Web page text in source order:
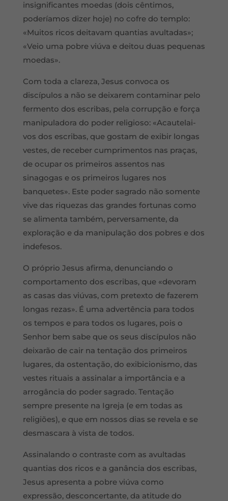
insignificantes moedas (dois cêntimos,
poderíamos dizer hoje) no cofre do templo:
«Muitos ricos deitavam quantias avultadas»;
«Veio uma pobre viúva e deitou duas pequenas
moedas».
Com toda a clareza, Jesus convoca os
discípulos a não se deixarem contaminar pelo
fermento dos escribas, pela corrupção e força
manipuladora do poder religioso: «Acautelai-
vos dos escribas, que gostam de exibir longas
vestes, de receber cumprimentos nas praças,
de ocupar os primeiros assentos nas
sinagogas e os primeiros lugares nos
banquetes». Este poder sagrado não somente
vive das riquezas das grandes fortunas como
se alimenta também, perversamente, da
exploração e da manipulação dos pobres e dos
indefesos.
O próprio Jesus afirma, denunciando o
comportamento dos escribas, que «devoram
as casas das viúvas, com pretexto de fazerem
longas rezas». É uma advertência para todos
os tempos e para todos os lugares, pois o
Senhor bem sabe que os seus discípulos não
deixarão de cair na tentação dos primeiros
lugares, da ostentação, do exibicionismo, das
vestes rituais a assinalar a importância e a
arrogância do poder sagrado. Tentação
sempre presente na Igreja (e em todas as
religiões), e que em nossos dias se revela e se
desmascara à vista de todos.
Assinalando o contraste com as avultadas
quantias dos ricos e a ganância dos escribas,
Jesus apresenta a pobre viúva como
expressão, desconcertante, da atitude do